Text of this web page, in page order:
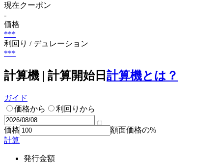
現在クーポン
-
価格
***
利回り / デュレーション
***
計算機 | 計算開始日 計算機とは？
ガイド
価格から
利回りから
価格
額面価格の%
計算
発行金額